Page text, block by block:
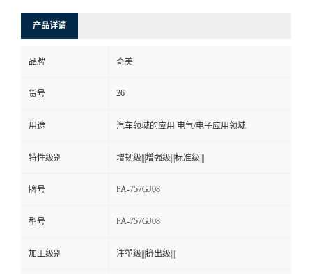
式
在
线
产品详请
品牌 奇美
货号 26
用途 汽车领域的应用 电气/电子应用领域
特性级别 增韧级|||增强级|||标准级|||
牌号 PA-757GJ08
型号 PA-757GJ08
加工级别 注塑级|||挤出级|||